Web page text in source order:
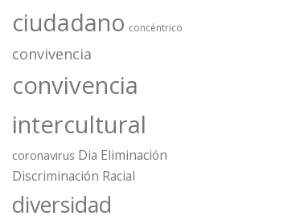
ciudadano concéntrico
convivencia
convivencia
intercultural
coronavirus Dia Eliminación
Discriminación Racial
diversidad